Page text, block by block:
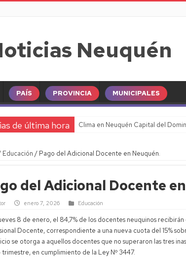
PAÍS PROVINCIA MUNICIPALES
de última hora Clima en Neuquén Capital del
Educación / Pago del Adicional Docente en Neuquén.
del Adicional Docente
enero 7, 2026 Educación
8 de enero, el 84,7% de los docentes neuquinos
Docente, correspondiente a una nueva cuota del 15%
se otorga a aquellos docentes que no superaron las tres
trimestre, en cumplimiento de la Ley Nº 3447.